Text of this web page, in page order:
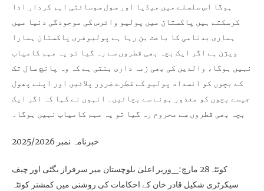
ہوگا اس سلسلے میں میڈیا اور سول سوسائٹی اہم کردار ادا
کرسکتے ہیں پاکستان میں پولیو وائرس کی موجودگی دنیا میں
ہماری بدنامی کا باعث بن رہا ہے پولیوفری پاکستان ہمارا
ویژن ہے اگر ایک بچہ بھی قطروں سے رہ گیا تو یہ مہم کامیاب
نہیں ہوگا، والدین کی بھی زمہ داری بنتی ہے کہ وہ پانچ سال تک
کے بچوں کو انسداد پولیو کے قطرے ضرور پلائیں اور اپنے پھول
جیسے بچوں کو معذور ہونے سے بچائیں۔ انہوں نے کہا کہ اگر ایک
بچہ بھی قطروں سے محروم رہ گیا تو یہ مہم کامیاب نہیں ہوگا۔
خبرنامہ نمبر 2025/2026
کوئٹہ28 مارچ:_وزیر اعلیٰ بلوچستان میر سرفراز بگٹی اور چیف
سیکرٹری شکیل قادر خان کے احکامات کی روشنی میں کمشنر کوئٹہ